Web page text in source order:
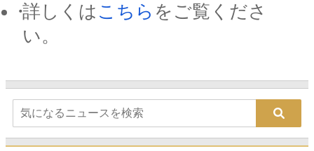
詳しくは こちら をご覧くださ
い。